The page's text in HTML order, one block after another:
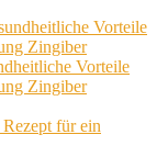
Vorteile
Zingiber